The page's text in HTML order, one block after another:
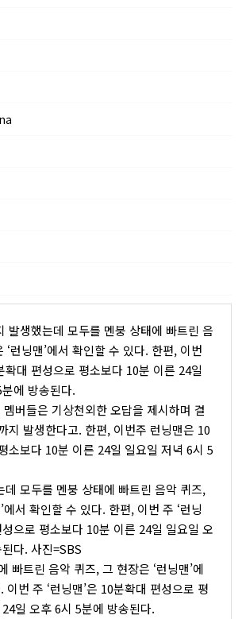
발생했는데 모두를 멘붕 상태에 빠트린 음
‘런닝맨’에서 확인할 수 있다. 한편, 이번
확대 편성으로 평소보다 10분 이른 24일
에 방송된다.
버들은 기상천외한 오답을 제시하며 결
지 발생한다고. 한편, 이번주 런닝맨은 10
소보다 10분 이른 24일 일요일 저녁 6시 5
데 모두를 멘붕 상태에 빠트린 음악 퀴즈,
에서 확인할 수 있다. 한편, 이번 주 ‘런닝
으로 평소보다 10분 이른 24일 일요일 오
다. 사진=SBS
빠트린 음악 퀴즈, 그 현장은 ‘런닝맨’에
이번 주 ‘런닝맨’은 10분확대 편성으로 평
일 오후 6시 5분에 방송된다.